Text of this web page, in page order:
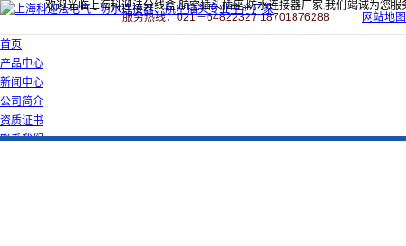
欢迎光临上海科迎法分线盒,航空插头插座,防水连接器厂家,我们竭诚为您服
服务热线：021－64822327 18701876288
网站地图
首页
产品中心
新闻中心
公司简介
资质证书
联系我们